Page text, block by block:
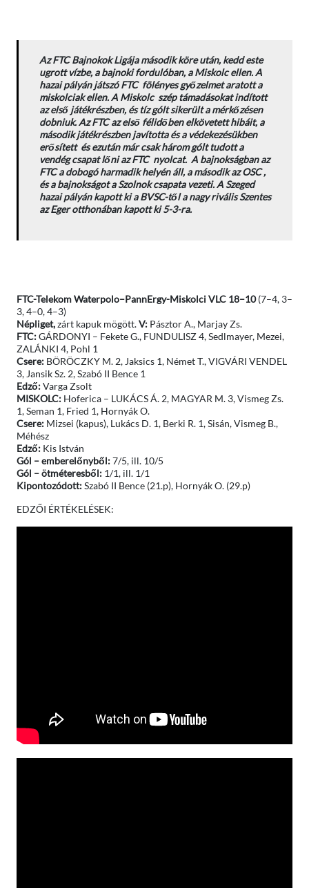
Az FTC Bajnokok Ligája második köre után, kedd este
ugrott vízbe, a bajnoki fordulóban, a Miskolc ellen. A
hazai pályán játszó FTC fölényes győzelmet aratott a
miskolciak ellen. A Miskolc szép támadásokat indított
az első játékrészben, és tíz gólt sikerült a mérkőzésen
dobniuk. Az FTC az első félidőben elkövetett hibáit, a
második játékrészben javította és a védekezésükben
erősített és ezután már csak három gólt tudott a
vendég csapat lőni az FTC nyolcat. A bajnokságban az
FTC a dobogó harmadik helyén áll, a második az OSC ,
és a bajnokságot a Szolnok csapata vezeti. A Szeged
hazai pályán kapott ki a BVSC-től a nagy rivális Szentes
az Eger otthonában kapott ki 5-3-ra.
FTC-Telekom Waterpolo–PannErgy-Miskolci VLC 18–10(7–4, 3–
3, 4–0, 4–3)
Népliget,zárt kapuk mögött.V:Pásztor A., Marjay Zs.
FTC:GÁRDONYI – Fekete G., FUNDULISZ 4, Sedlmayer, Mezei,
ZALÁNKI 4, Pohl 1
Csere:BÖRÖCZKY M. 2, Jaksics 1, Német T., VIGVÁRI VENDEL
3, Jansik Sz. 2, Szabó II Bence 1
Edző:Varga Zsolt
MISKOLC:Hoferica – LUKÁCS Á. 2, MAGYAR M. 3, Vismeg Zs.
1, Seman 1, Fried 1, Hornyák O.
Csere:Mizsei (kapus), Lukács D. 1, Berki R. 1, Sisán, Vismeg B.,
Méhész
Edző:Kis István
Gól – emberelőnyből:7/5, ill. 10/5
Gól – ötméteresből:1/1, ill. 1/1
Kipontozódott:Szabó II Bence (21.p), Hornyák O. (29.p)
EDZŐI ÉRTÉKELÉSEK: